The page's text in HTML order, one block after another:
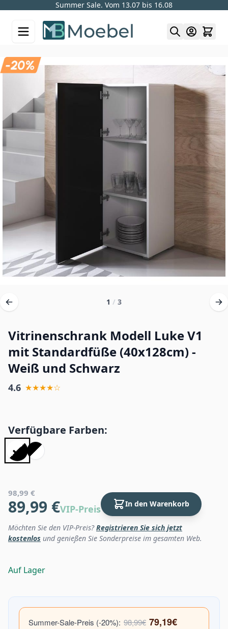
Summer Sale. Vom 13.07 bis 16.08
1 / 3
Vitrinenschrank Modell Luke V1
mit Standardfüße (40x128cm) -
Weiß und Schwarz
4.6 ★★★★☆
Verfügbare Farben:
98,99 €
89,99 €VIP-Preis In den Warenkorb
Möchten Sie den VIP-Preis?Registrieren Sie sich jetzt
kostenlos und genießen Sie Sonderpreise im gesamten Web.
Auf Lager
Summer-Sale-Preis (-20%): 98,99€ 79,19€